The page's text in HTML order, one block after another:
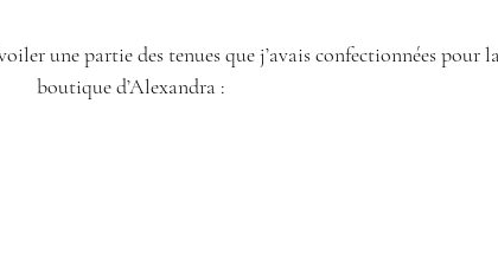
une partie des tenues que j’avais confectionnées pour
boutique d’Alexandra :